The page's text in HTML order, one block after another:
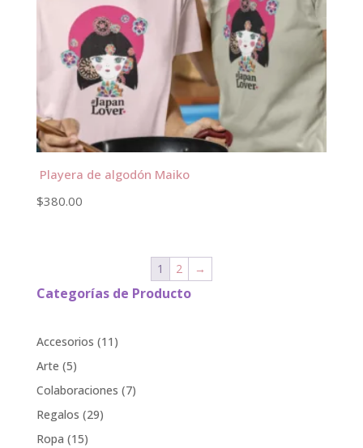
Playera de algodón Maiko
$380.00
1 2 →
Categorías de Producto
Accesorios 11 11
Arte 55
products
Colaboraciones 77
Regalos 2929
Ropa 1515